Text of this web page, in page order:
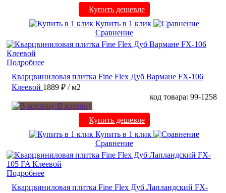
Купить дешевле
Купить в 1 клик
Сравнение
Подробнее
Кварцвиниловая плитка Fine Flex Дуб Вармане FX-106
Клеевой 1889 ₽ / м2
код товара: 99-1258
В корзину
Купить дешевле
Купить в 1 клик
Сравнение
Подробнее
Кварцвиниловая плитка Fine Flex Дуб Лапландский FX-